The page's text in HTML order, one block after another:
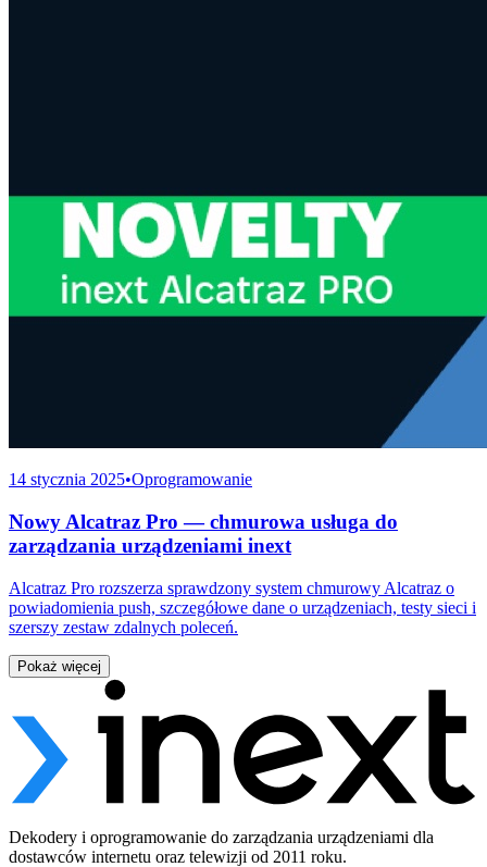
14 stycznia 2025•Oprogramowanie
Nowy Alcatraz Pro — chmurowa usługa do
zarządzania urządzeniami inext
Alcatraz Pro rozszerza sprawdzony system chmurowy Alcatraz o
powiadomienia push, szczegółowe dane o urządzeniach, testy sieci i
szerszy zestaw zdalnych poleceń.
Pokaż więcej
Dekodery i oprogramowanie do zarządzania urządzeniami dla
dostawców internetu oraz telewizji od 2011 roku.